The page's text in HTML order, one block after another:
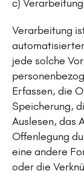
c) Verarbeitung
Verarbeitung
jede solche
Erfassen, die
Speicherung,
Auslesen, das
Offenlegung
eine andere
oder die